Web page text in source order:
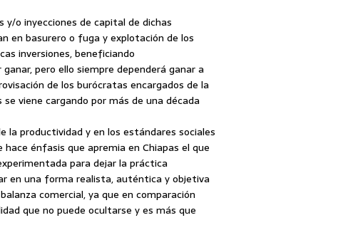
o inyecciones de capital de dichas
en basurero o fuga y explotación de los
inversiones, beneficiando
pero ello siempre dependerá ganar a
de los burócratas encargados de la
viene cargando por más de una década
productividad y en los estándares sociales
énfasis que apremia en Chiapas el que
para dejar la práctica
en una forma realista, auténtica y objetiva
comercial, ya que en comparación
que no puede ocultarse y es más que